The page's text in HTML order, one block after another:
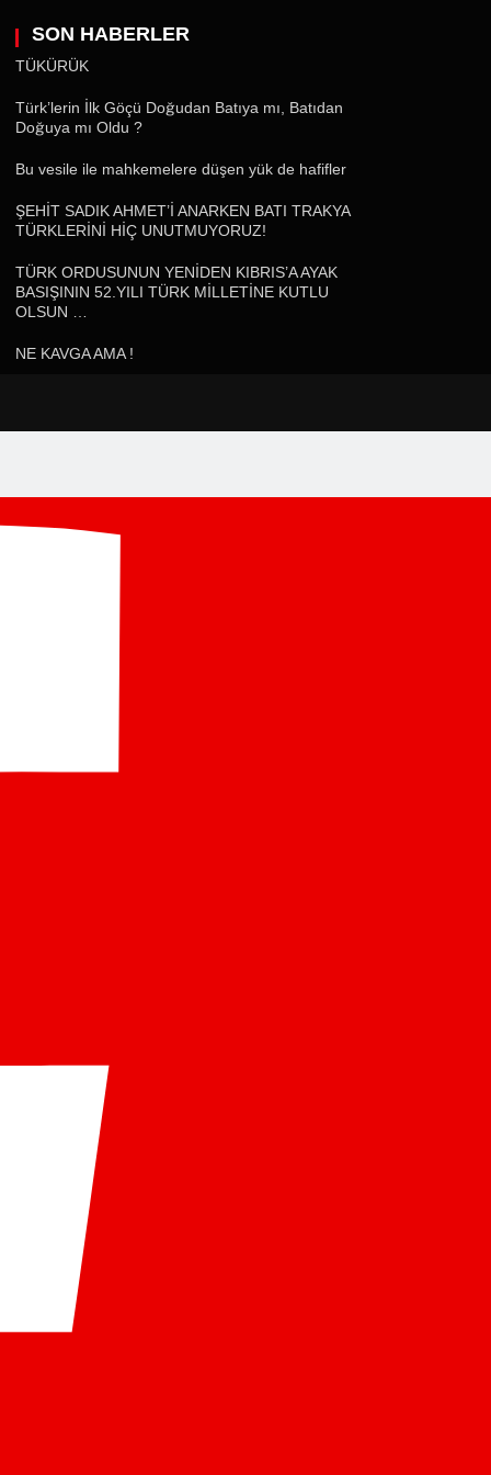
SON HABERLER
TÜKÜRÜK
Türk’lerin İlk Göçü Doğudan Batıya mı, Batıdan
Doğuya mı Oldu ?
Bu vesile ile mahkemelere düşen yük de hafifler
ŞEHİT SADIK AHMET’İ ANARKEN BATI TRAKYA
TÜRKLERİNİ HİÇ UNUTMUYORUZ!
TÜRK ORDUSUNUN YENİDEN KIBRIS’A AYAK
BASIŞININ 52.YILI TÜRK MİLLETİNE KUTLU
OLSUN …
NE KAVGA AMA !